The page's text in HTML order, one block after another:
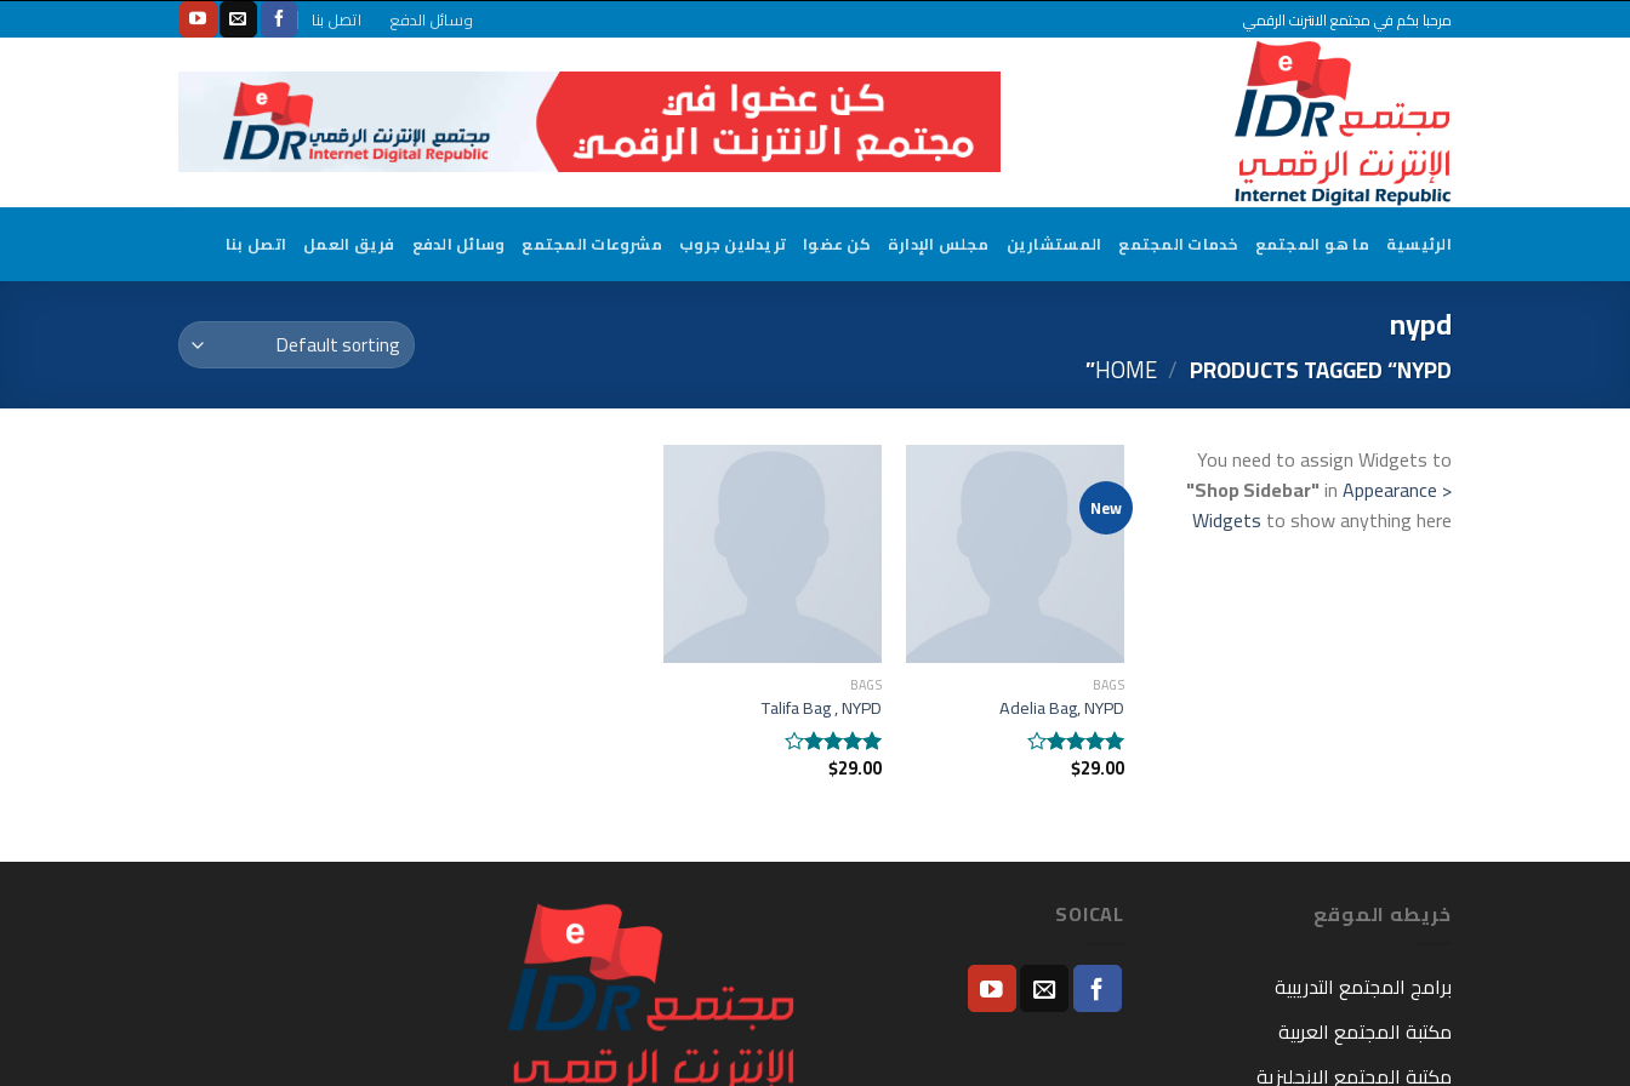
to
مرحبا بكم في مجتمع الانترنت الرقمي وسائل الدفع اتصل بنا
الرئيسية ما هو المجتمع خدمات المجتمع المستشارين مجلس الإدارة كن عضوا تريدلاين جروب مشروعات المجتمع وسائل الدفع فريق العمل اتصل بنا
nypd
HOME / PRODUCTS TAGGED “NYPD”
You need to assign Widgets to
"Shop Sidebar"inAppearance >
Widgets to show anything here
New
BAGS
Adelia Bag, NYPD
Rated
$29.00
BAGS
Talifa Bag , NYPD
Rated
$29.00
خريطه الموقع
برامج المجتمع التدريبية
مكتبة المجتمع العربية
مكتبة المجتمع الانجليزية
SOICAL